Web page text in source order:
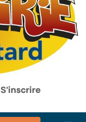
S'inscrire